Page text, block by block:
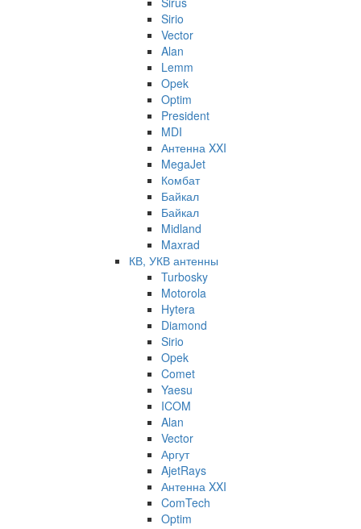
Sirio
Vector
Alan
Lemm
Opek
Optim
President
MDI
Антенна XXI
MegaJet
Комбат
Байкал
Байкал
Midland
Maxrad
КВ, УКВ антенны
Turbosky
Motorola
Hytera
Diamond
Sirio
Opek
Comet
Yaesu
ICOM
Alan
Vector
Аргут
AjetRays
Антенна XXI
ComTech
Optim